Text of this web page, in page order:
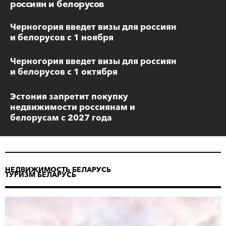
россиян и белорусов
Черногория введет визы для россиян
и белорусов с 1 ноября
Черногория введет визы для россиян
и белорусов с 1 октября
Эстония запретит покупку
недвижимости россиянам и
белорусам с 2027 года
НЕДВИЖИМОСТЬ БЕЛАРУСЬ
ТУРИЗМ БЕЛАРУСЬ